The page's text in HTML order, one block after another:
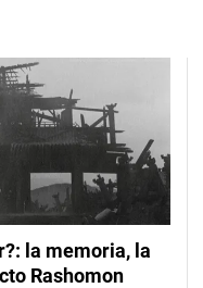
la memoria, la
Rashomon